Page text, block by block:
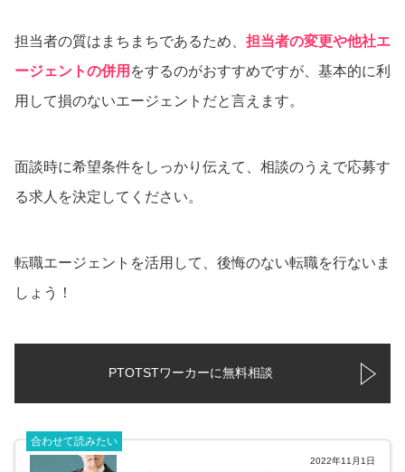
担当者の質はまちまちであるため、 担当者の変更や他社エ
ージェントの併用 をするのがおすすめですが、基本的に利
用して損のないエージェントだと言えます。
面談時に希望条件をしっかり伝えて、相談のうえで応募す
る求人を決定してください。
転職エージェントを活用して、後悔のない転職を行ないま
しょう！
PTOTSTワーカーに無料相談
合わせて読みたい
2022年11月1日